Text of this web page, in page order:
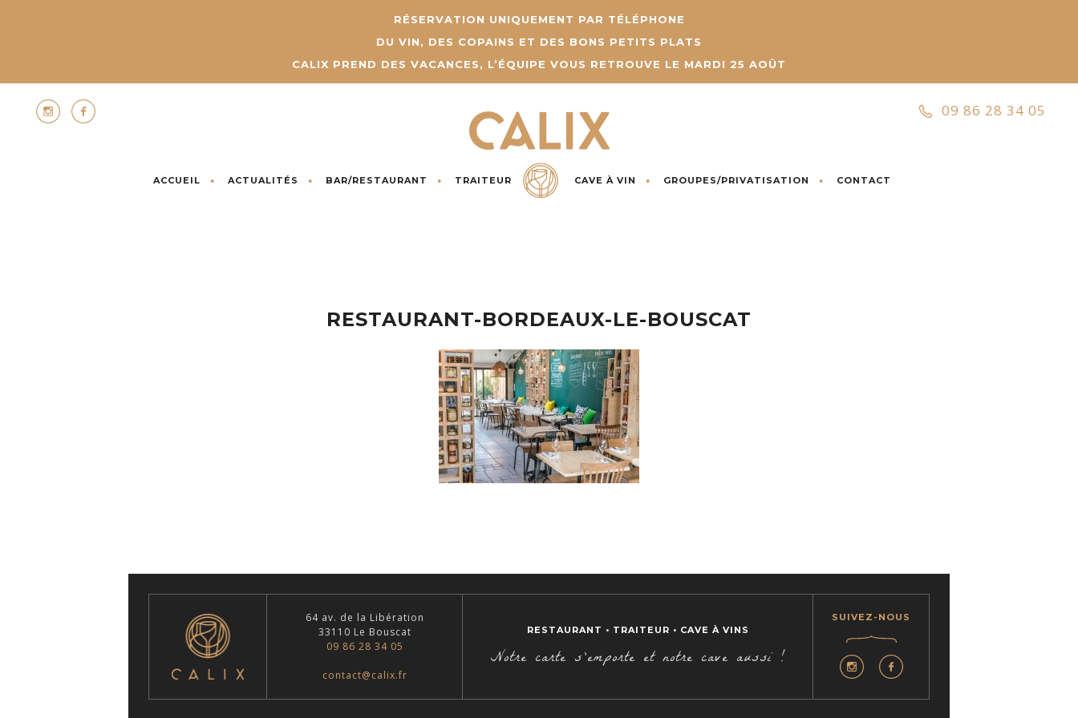
RÉSERVATION UNIQUEMENT PAR TÉLÉPHONE
DU VIN, DES COPAINS ET DES BONS PETITS PLATS
CALIX PREND DES VACANCES, L’ÉQUIPE VOUS RETROUVE LE MARDI 25 AOÛT
ACCUEIL ACTUALITÉS BAR/RESTAURANT TRAITEUR CAVE À VIN GROUPES/PRIVATISATION CONTACT
09 86 28 34 05
RESTAURANT-BORDEAUX-LE-BOUSCAT
64 av. de la Libération
33110 Le Bouscat
09 86 28 34 05
contact@calix.fr
RESTAURANT • TRAITEUR • CAVE À VINS
Notre carte s'emporte et notre cave aussi !
SUIVEZ-NOUS